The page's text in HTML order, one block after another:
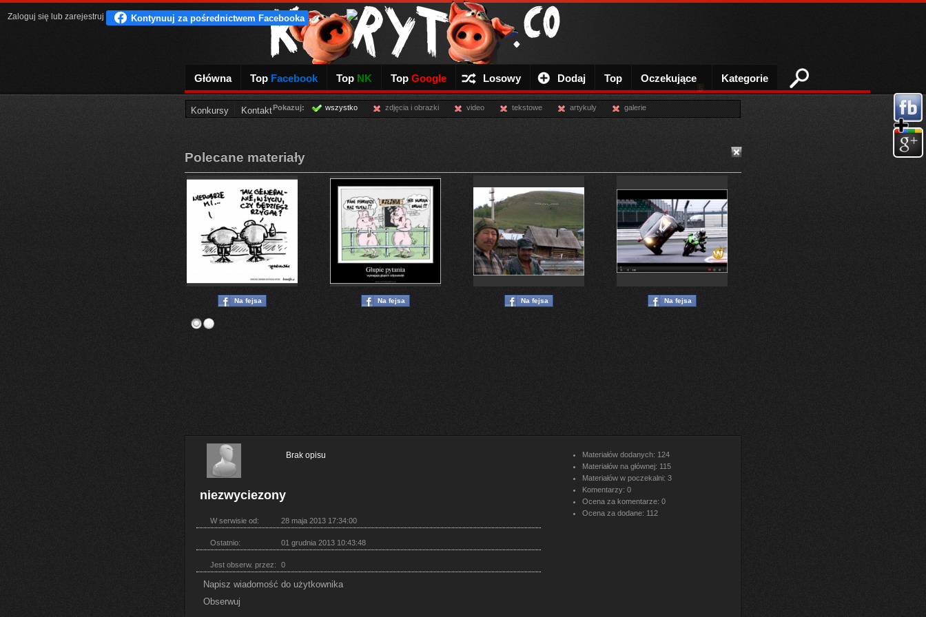
Główna Top Facebook Top NK Top Google Losowy Dodaj Top Oczekujące
5
Kategorie
Konkursy Kontakt
Zaloguj się lub zarejestruj
Pokazuj: wszystko zdjęcia i obrazki video tekstowe artykuly galerie
Polecane materiały
Na fejsa Na fejsa Na fejsa Na fejsa
niezwyciezony
Brak opisu
Materiałów dodanych: 124
Materiałów na głównej: 115
Materiałów w poczekalni: 3
Komentarzy: 0
Ocena za komentarze: 0
Ocena za dodane: 112
W serwisie od:
28 maja 2013 17:34:00
Ostatnio: 01 grudnia 2013 10:43:48
Jest obserw. przez: 0
Napisz wiadomość do użytkownika
Obserwuj